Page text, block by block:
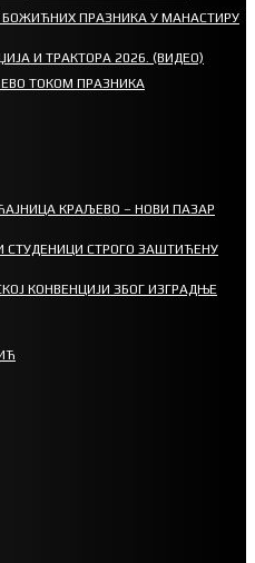
ПРАЗНИКА У МАНАСТИРУ
И ТРАКТОРА 2026. (ВИДЕО)
ТОКОМ ПРАЗНИКА
КРАЉЕВО – НОВИ ПАЗАР
СТРОГО ЗАШТИЋЕНУ
КОНВЕНЦИЈИ ЗБОГ ИЗГРАДЊЕ